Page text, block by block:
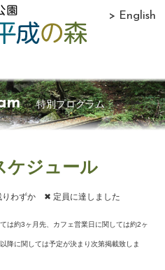
> English
特別プログラム
ケジュール
わずか ✖ 定員に達しました
は約3ヶ月先、カフェ営業日に関しては約2ヶ
降に関しては予定が決まり次第掲載致しま